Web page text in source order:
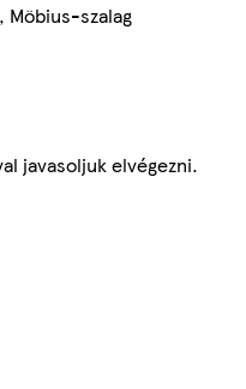
Möbius-szalag
javasoljuk elvégezni.